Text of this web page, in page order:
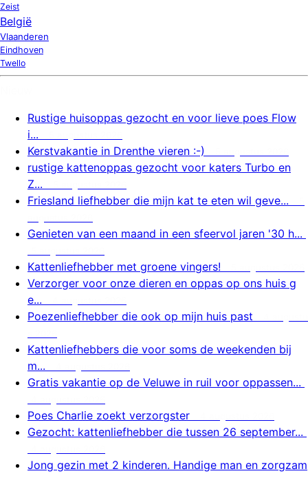
Zeist
België
Vlaanderen
Eindhoven
Twello
Rustige huisoppas gezocht en voor lieve poes Flow
i...
Kerstvakantie in Drenthe vieren :-)
rustige kattenoppas gezocht voor katers Turbo en
Z...
Friesland liefhebber die mijn kat te eten wil geve...
Genieten van een maand in een sfeervol jaren '30 h...
Kattenliefhebber met groene vingers!
Verzorger voor onze dieren en oppas op ons huis g
e...
Poezenliefhebber die ook op mijn huis past
Kattenliefhebbers die voor soms de weekenden bij
m...
Gratis vakantie op de Veluwe in ruil voor oppassen...
Poes Charlie zoekt verzorgster
Gezocht: kattenliefhebber die tussen 26 september...
Jong gezin met 2 kinderen. Handige man en zorgzam